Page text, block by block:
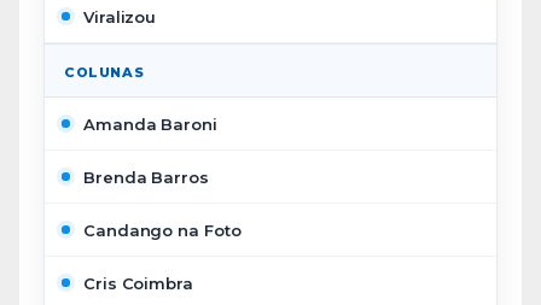
Viralizou
COLUNAS
Amanda Baroni
Brenda Barros
Candango na Foto
Cris Coimbra